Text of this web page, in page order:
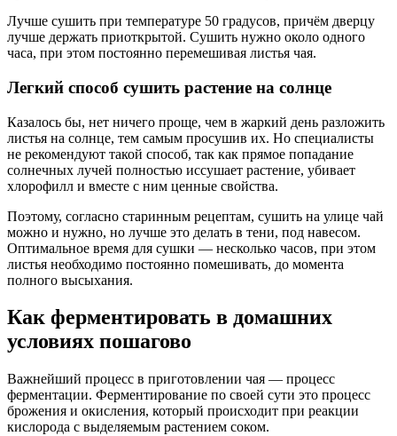
Лучше сушить при температуре 50 градусов, причём дверцу
лучше держать приоткрытой. Сушить нужно около одного
часа, при этом постоянно перемешивая листья чая.
Легкий способ сушить растение на солнце
Казалось бы, нет ничего проще, чем в жаркий день разложить
листья на солнце, тем самым просушив их. Но специалисты
не рекомендуют такой способ, так как прямое попадание
солнечных лучей полностью иссушает растение, убивает
хлорофилл и вместе с ним ценные свойства.
Поэтому, согласно старинным рецептам, сушить на улице чай
можно и нужно, но лучше это делать в тени, под навесом.
Оптимальное время для сушки — несколько часов, при этом
листья необходимо постоянно помешивать, до момента
полного высыхания.
Как ферментировать в домашних
условиях пошагово
Важнейший процесс в приготовлении чая — процесс
ферментации. Ферментирование по своей сути это процесс
брожения и окисления, который происходит при реакции
кислорода с выделяемым растением соком.